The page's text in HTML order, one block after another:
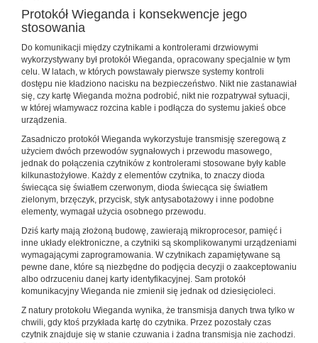
Protokół Wieganda i konsekwencje jego
stosowania
Do komunikacji między czytnikami a kontrolerami drzwiowymi
wykorzystywany był protokół Wieganda, opracowany specjalnie w tym
celu. W latach, w których powstawały pierwsze systemy kontroli
dostępu nie kładziono nacisku na bezpieczeństwo. Nikt nie zastanawiał
się, czy kartę Wieganda można podrobić, nikt nie rozpatrywał sytuacji,
w której włamywacz rozcina kable i podłącza do systemu jakieś obce
urządzenia.
Zasadniczo protokół Wieganda wykorzystuje transmisję szeregową z
użyciem dwóch przewodów sygnałowych i przewodu masowego,
jednak do połączenia czytników z kontrolerami stosowane były kable
kilkunastożyłowe. Każdy z elementów czytnika, to znaczy dioda
świecąca się światłem czerwonym, dioda świecąca się światłem
zielonym, brzęczyk, przycisk, styk antysabotażowy i inne podobne
elementy, wymagał użycia osobnego przewodu.
Dziś karty mają złożoną budowę, zawierają mikroprocesor, pamięć i
inne układy elektroniczne, a czytniki są skomplikowanymi urządzeniami
wymagającymi zaprogramowania. W czytnikach zapamiętywane są
pewne dane, które są niezbędne do podjęcia decyzji o zaakceptowaniu
albo odrzuceniu danej karty identyfikacyjnej. Sam protokół
komunikacyjny Wieganda nie zmienił się jednak od dziesięcioleci.
Z natury protokołu Wieganda wynika, że transmisja danych trwa tylko w
chwili, gdy ktoś przykłada kartę do czytnika. Przez pozostały czas
czytnik znajduje się w stanie czuwania i żadna transmisja nie zachodzi.